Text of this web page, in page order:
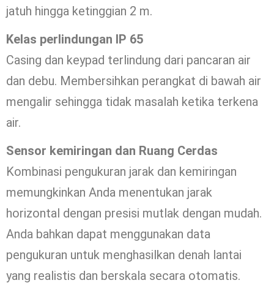
jatuh hingga ketinggian 2 m.
Kelas perlindungan IP 65
Casing dan keypad terlindung dari pancaran air
dan debu. Membersihkan perangkat di bawah air
mengalir sehingga tidak masalah ketika terkena
air.
Sensor kemiringan dan Ruang Cerdas
Kombinasi pengukuran jarak dan kemiringan
memungkinkan Anda menentukan jarak
horizontal dengan presisi mutlak dengan mudah.
Anda bahkan dapat menggunakan data
pengukuran untuk menghasilkan denah lantai
yang realistis dan berskala secara otomatis.